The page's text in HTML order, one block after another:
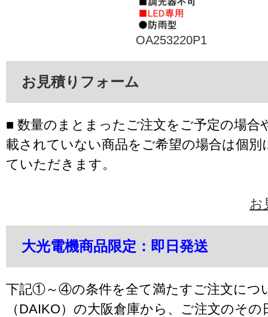
OA253220P1
お見積りフォーム
■ 数量のまとまったご注文をご予定の場合
載されていない商品をご希望の場合は個別
ていただきます。
お
大光電機商品限定：即日発送
下記①～④の条件を全て満たすご注文につ
（DAIKO）の大阪倉庫から、ご注文のそ